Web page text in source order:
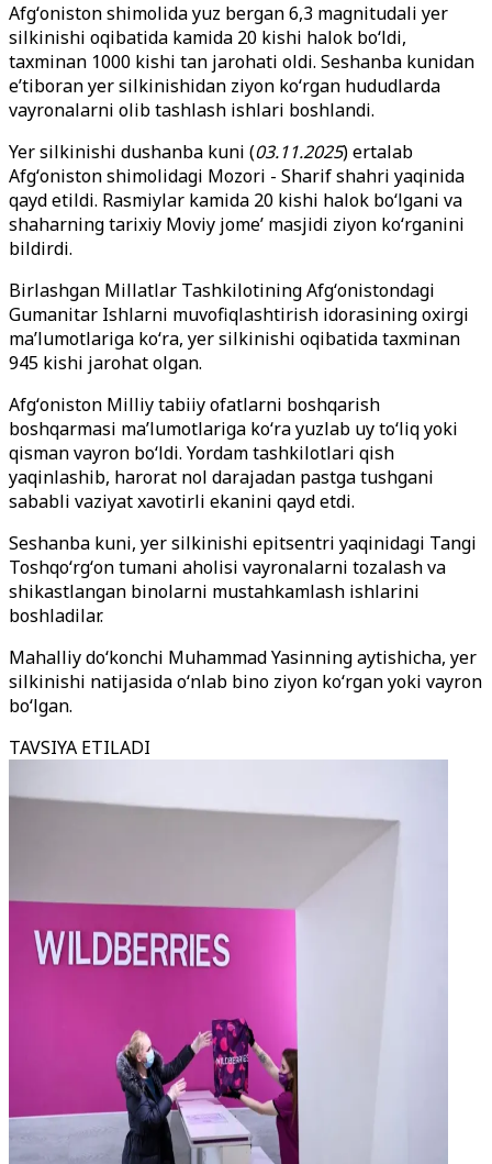
Afgʻoniston shimolida yuz bergan 6,3 magnitudali yer
silkinishi oqibatida kamida 20 kishi halok boʻldi,
taxminan 1000 kishi tan jarohati oldi. Seshanba kunidan
e’tiboran yer silkinishidan ziyon koʻrgan hududlarda
vayronalarni olib tashlash ishlari boshlandi.
Yer silkinishi dushanba kuni (03.11.2025) ertalab
Afgʻoniston shimolidagi Mozori - Sharif shahri yaqinida
qayd etildi. Rasmiylar kamida 20 kishi halok boʻlgani va
shaharning tarixiy Moviy jome’ masjidi ziyon koʻrganini
bildirdi.
Birlashgan Millatlar Tashkilotining Afgʻonistondagi
Gumanitar Ishlarni muvofiqlashtirish idorasining oxirgi
ma’lumotlariga koʻra, yer silkinishi oqibatida taxminan
945 kishi jarohat olgan.
Afgʻoniston Milliy tabiiy ofatlarni boshqarish
boshqarmasi ma’lumotlariga koʻra yuzlab uy toʻliq yoki
qisman vayron boʻldi. Yordam tashkilotlari qish
yaqinlashib, harorat nol darajadan pastga tushgani
sababli vaziyat xavotirli ekanini qayd etdi.
Seshanba kuni, yer silkinishi epitsentri yaqinidagi Tangi
Toshqoʻrgʻon tumani aholisi vayronalarni tozalash va
shikastlangan binolarni mustahkamlash ishlarini
boshladilar.
Mahalliy doʻkonchi Muhammad Yasinning aytishicha, yer
silkinishi natijasida oʻnlab bino ziyon koʻrgan yoki vayron
boʻlgan.
TAVSIYA ETILADI